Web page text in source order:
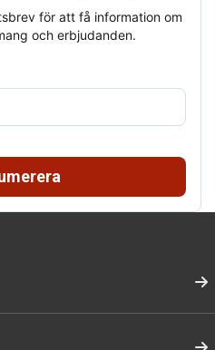
för att få information om
och erbjudanden.